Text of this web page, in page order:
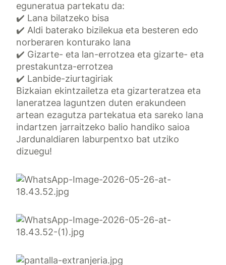
eguneratua partekatu da:
✔️ Lana bilatzeko bisa
✔️ Aldi baterako bizilekua eta besteren edo
norberaren konturako lana
✔️ Gizarte- eta lan-errotzea eta gizarte- eta
prestakuntza-errotzea
✔️ Lanbide-ziurtagiriak
Bizkaian ekintzailetza eta gizarteratzea eta
laneratzea laguntzen duten erakundeen
artean ezagutza partekatua eta sareko lana
indartzen jarraitzeko balio handiko saioa
Jardunaldiaren laburpentxo bat utziko
dizuegu!